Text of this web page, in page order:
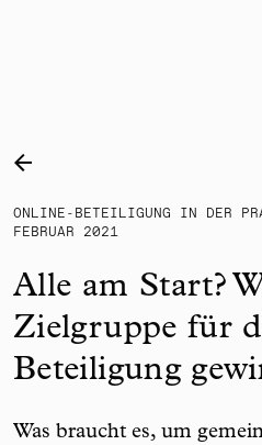
Skip to content
ONLINE-BETEILIGUNG IN DER
FEBRUAR 2021
Alle am Start?
Zielgruppe für
Beteiligung
Was braucht es, um